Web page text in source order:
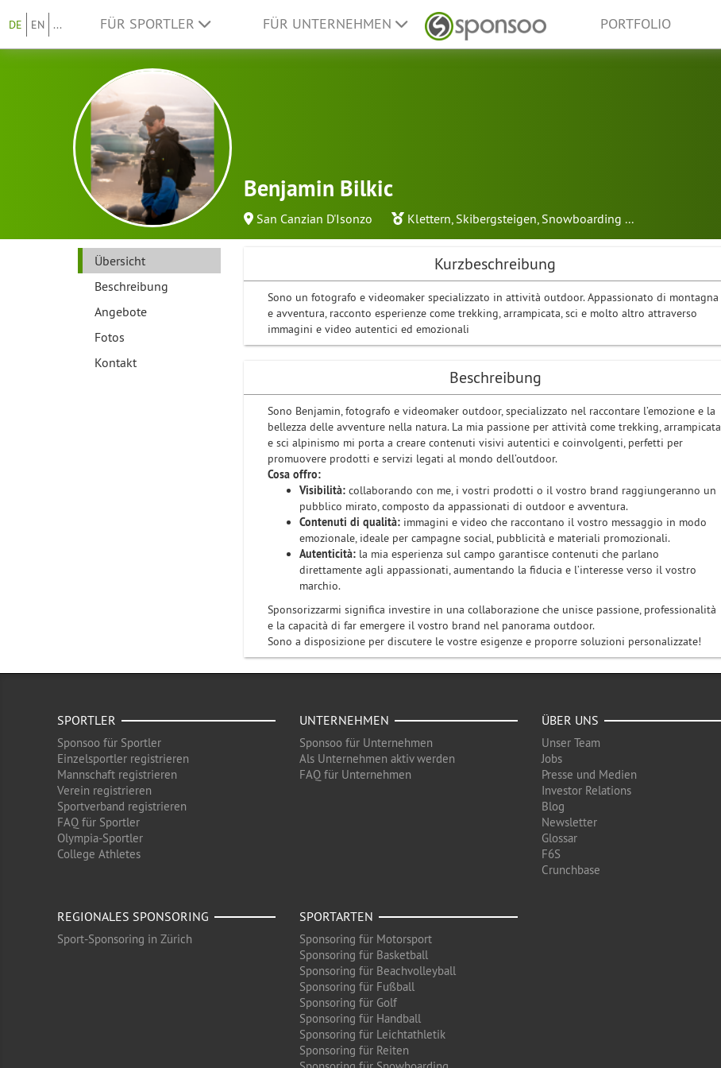
DE EN ... FÜR SPORTLER FÜR UNTERNEHMEN PORTFOLIO
Benjamin Bilkic
San Canzian D'Isonzo Klettern, Skibergsteigen, Snowboarding ...
Übersicht
Beschreibung
Angebote
Fotos
Kontakt
Kurzbeschreibung
Sono un fotografo e videomaker specializzato in attività outdoor. Appassionato di montagna
e avventura, racconto esperienze come trekking, arrampicata, sci e molto altro attraverso
immagini e video autentici ed emozionali
Beschreibung
Sono Benjamin, fotografo e videomaker outdoor, specializzato nel raccontare l’emozione e la
bellezza delle avventure nella natura. La mia passione per attività come trekking, arrampicata
e sci alpinismo mi porta a creare contenuti visivi autentici e coinvolgenti, perfetti per
promuovere prodotti e servizi legati al mondo dell’outdoor.
Cosa offro:
Visibilità: collaborando con me, i vostri prodotti o il vostro brand raggiungeranno un
pubblico mirato, composto da appassionati di outdoor e avventura.
Contenuti di qualità: immagini e video che raccontano il vostro messaggio in modo
emozionale, ideale per campagne social, pubblicità e materiali promozionali.
Autenticità: la mia esperienza sul campo garantisce contenuti che parlano
direttamente agli appassionati, aumentando la fiducia e l’interesse verso il vostro
marchio.
Sponsorizzarmi significa investire in una collaborazione che unisce passione, professionalità
e la capacità di far emergere il vostro brand nel panorama outdoor.
Sono a disposizione per discutere le vostre esigenze e proporre soluzioni personalizzate!
SPORTLER
Sponsoo für Sportler
Einzelsportler registrieren
Mannschaft registrieren
Verein registrieren
Sportverband registrieren
FAQ für Sportler
Olympia-Sportler
College Athletes
UNTERNEHMEN
Sponsoo für Unternehmen
Als Unternehmen aktiv werden
FAQ für Unternehmen
ÜBER UNS
Unser Team
Jobs
Presse und Medien
Investor Relations
Blog
Newsletter
Glossar
F6S
Crunchbase
REGIONALES SPONSORING
Sport-Sponsoring in Zürich
SPORTARTEN
Sponsoring für Motorsport
Sponsoring für Basketball
Sponsoring für Beachvolleyball
Sponsoring für Fußball
Sponsoring für Golf
Sponsoring für Handball
Sponsoring für Leichtathletik
Sponsoring für Reiten